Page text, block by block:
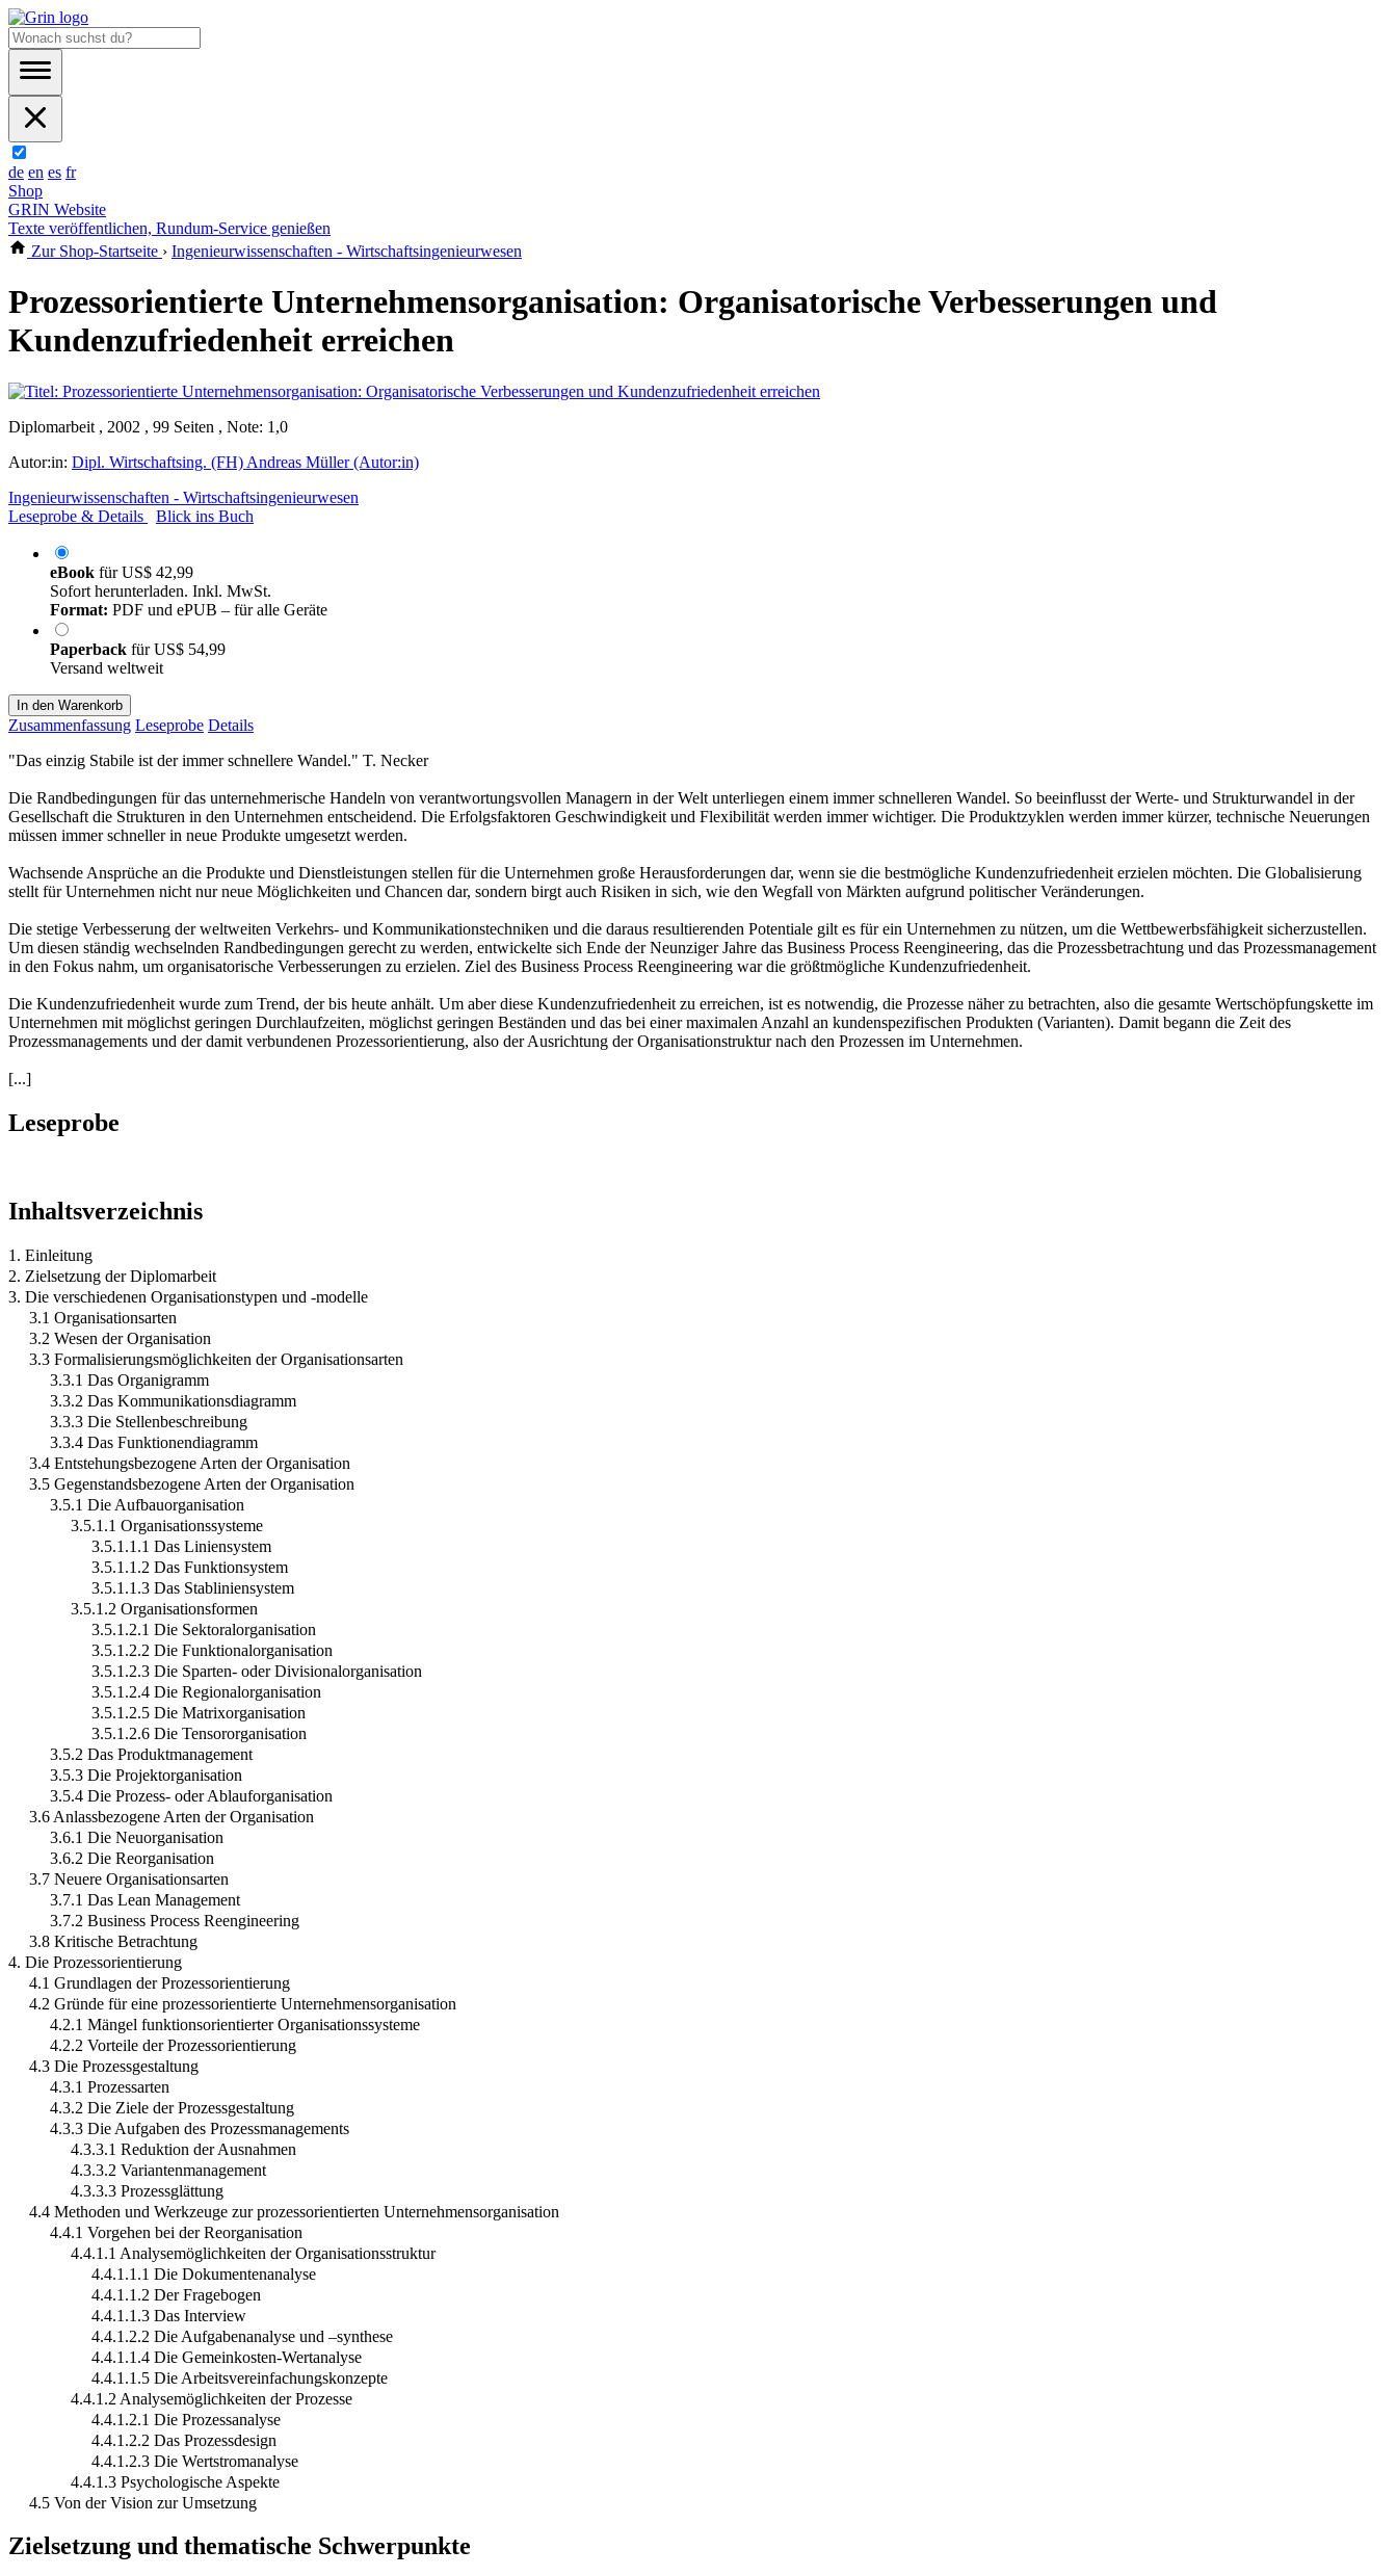
de en es fr
Shop
GRIN Website
Texte veröffentlichen, Rundum-Service genießen
Zur Shop-Startseite › Ingenieurwissenschaften - Wirtschaftsingenieurwesen
Prozessorientierte Unternehmensorganisation: Organisatorische Verbesserungen und
Kundenzufriedenheit erreichen
Diplomarbeit , 2002 , 99 Seiten , Note: 1,0
Autor:in: Dipl. Wirtschaftsing. (FH) Andreas Müller (Autor:in)
Ingenieurwissenschaften - Wirtschaftsingenieurwesen
Leseprobe & Details
Blick ins Buch
eBook fürUS$ 42,99
Sofort herunterladen. Inkl. MwSt.
Format: PDF und ePUB – für alle Geräte
Paperback fürUS$ 54,99
Versand weltweit
In den Warenkorb
Zusammenfassung Leseprobe Details
"Das einzig Stabile ist der immer schnellere Wandel." T. Necker
Die Randbedingungen für das unternehmerische Handeln von verantwortungsvollen Managern in der Welt unterliegen einem immer schnelleren Wandel. So beeinflusst der Werte- und Strukturwandel in der
Gesellschaft die Strukturen in den Unternehmen entscheidend. Die Erfolgsfaktoren Geschwindigkeit und Flexibilität werden immer wichtiger. Die Produktzyklen werden immer kürzer, technische Neuerungen
müssen immer schneller in neue Produkte umgesetzt werden.
Wachsende Ansprüche an die Produkte und Dienstleistungen stellen für die Unternehmen große Herausforderungen dar, wenn sie die bestmögliche Kundenzufriedenheit erzielen möchten. Die Globalisierung
stellt für Unternehmen nicht nur neue Möglichkeiten und Chancen dar, sondern birgt auch Risiken in sich, wie den Wegfall von Märkten aufgrund politischer Veränderungen.
Die stetige Verbesserung der weltweiten Verkehrs- und Kommunikationstechniken und die daraus resultierenden Potentiale gilt es für ein Unternehmen zu nützen, um die Wettbewerbsfähigkeit sicherzustellen.
Um diesen ständig wechselnden Randbedingungen gerecht zu werden, entwickelte sich Ende der Neunziger Jahre das Business Process Reengineering, das die Prozessbetrachtung und das Prozessmanagement
in den Fokus nahm, um organisatorische Verbesserungen zu erzielen. Ziel des Business Process Reengineering war die größtmögliche Kundenzufriedenheit.
Die Kundenzufriedenheit wurde zum Trend, der bis heute anhält. Um aber diese Kundenzufriedenheit zu erreichen, ist es notwendig, die Prozesse näher zu betrachten, also die gesamte Wertschöpfungskette im
Unternehmen mit möglichst geringen Durchlaufzeiten, möglichst geringen Beständen und das bei einer maximalen Anzahl an kundenspezifischen Produkten (Varianten). Damit begann die Zeit des
Prozessmanagements und der damit verbundenen Prozessorientierung, also der Ausrichtung der Organisationstruktur nach den Prozessen im Unternehmen.
[...]
Leseprobe
Inhaltsverzeichnis
1. Einleitung
2. Zielsetzung der Diplomarbeit
3. Die verschiedenen Organisationstypen und -modelle
3.1 Organisationsarten
3.2 Wesen der Organisation
3.3 Formalisierungsmöglichkeiten der Organisationsarten
3.3.1 Das Organigramm
3.3.2 Das Kommunikationsdiagramm
3.3.3 Die Stellenbeschreibung
3.3.4 Das Funktionendiagramm
3.4 Entstehungsbezogene Arten der Organisation
3.5 Gegenstandsbezogene Arten der Organisation
3.5.1 Die Aufbauorganisation
3.5.1.1 Organisationssysteme
3.5.1.1.1 Das Liniensystem
3.5.1.1.2 Das Funktionsystem
3.5.1.1.3 Das Stabliniensystem
3.5.1.2 Organisationsformen
3.5.1.2.1 Die Sektoralorganisation
3.5.1.2.2 Die Funktionalorganisation
3.5.1.2.3 Die Sparten- oder Divisionalorganisation
3.5.1.2.4 Die Regionalorganisation
3.5.1.2.5 Die Matrixorganisation
3.5.1.2.6 Die Tensororganisation
3.5.2 Das Produktmanagement
3.5.3 Die Projektorganisation
3.5.4 Die Prozess- oder Ablauforganisation
3.6 Anlassbezogene Arten der Organisation
3.6.1 Die Neuorganisation
3.6.2 Die Reorganisation
3.7 Neuere Organisationsarten
3.7.1 Das Lean Management
3.7.2 Business Process Reengineering
3.8 Kritische Betrachtung
4. Die Prozessorientierung
4.1 Grundlagen der Prozessorientierung
4.2 Gründe für eine prozessorientierte Unternehmensorganisation
4.2.1 Mängel funktionsorientierter Organisationssysteme
4.2.2 Vorteile der Prozessorientierung
4.3 Die Prozessgestaltung
4.3.1 Prozessarten
4.3.2 Die Ziele der Prozessgestaltung
4.3.3 Die Aufgaben des Prozessmanagements
4.3.3.1 Reduktion der Ausnahmen
4.3.3.2 Variantenmanagement
4.3.3.3 Prozessglättung
4.4 Methoden und Werkzeuge zur prozessorientierten Unternehmensorganisation
4.4.1 Vorgehen bei der Reorganisation
4.4.1.1 Analysemöglichkeiten der Organisationsstruktur
4.4.1.1.1 Die Dokumentenanalyse
4.4.1.1.2 Der Fragebogen
4.4.1.1.3 Das Interview
4.4.1.2.2 Die Aufgabenanalyse und –synthese
4.4.1.1.4 Die Gemeinkosten-Wertanalyse
4.4.1.1.5 Die Arbeitsvereinfachungskonzepte
4.4.1.2 Analysemöglichkeiten der Prozesse
4.4.1.2.1 Die Prozessanalyse
4.4.1.2.2 Das Prozessdesign
4.4.1.2.3 Die Wertstromanalyse
4.4.1.3 Psychologische Aspekte
4.5 Von der Vision zur Umsetzung
Zielsetzung und thematische Schwerpunkte